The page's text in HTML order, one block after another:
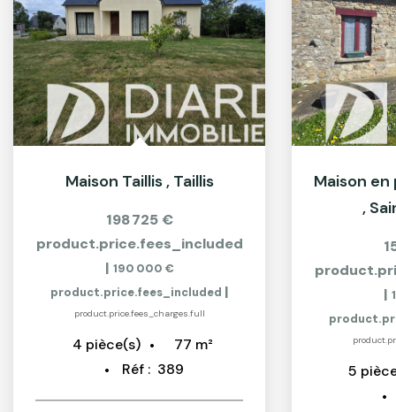
Maison Taillis , Taillis
198 725 €
product.price.fees_included
| 190 000 €
product.price.fees_included |
product.price.fees_charges.full
4 pièce(s) 77 m²
Réf : 389
,
|
5